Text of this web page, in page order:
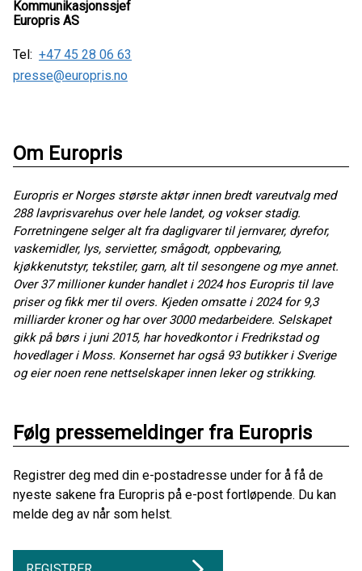
Kommunikasjonssjef
Europris AS
Tel: +47 45 28 06 63
presse@europris.no
Om Europris
Europris er Norges største aktør innen bredt vareutvalg med
288 lavprisvarehus over hele landet, og vokser stadig.
Forretningene selger alt fra dagligvarer til jernvarer, dyrefor,
vaskemidler, lys, servietter, smågodt, oppbevaring,
kjøkkenutstyr, tekstiler, garn, alt til sesongene og mye annet.
Over 37 millioner kunder handlet i 2024 hos Europris til lave
priser og fikk mer til overs. Kjeden omsatte i 2024 for 9,3
milliarder kroner og har over 3000 medarbeidere. Selskapet
gikk på børs i juni 2015, har hovedkontor i Fredrikstad og
hovedlager i Moss. Konsernet har også 93 butikker i Sverige
og eier noen rene nettselskaper innen leker og strikking.
Følg pressemeldinger fra Europris
Registrer deg med din e-postadresse under for å få de
nyeste sakene fra Europris på e-post fortløpende. Du kan
melde deg av når som helst.